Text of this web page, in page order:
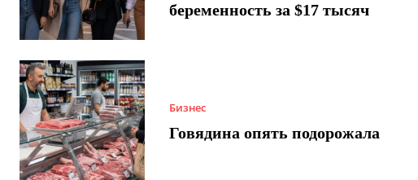
беременность за $17 тысяч
Бизнес
Говядина опять подорожала